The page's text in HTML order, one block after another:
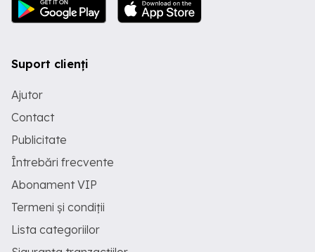
Suport clienți
Ajutor
Contact
Publicitate
Întrebări frecvente
Abonament VIP
Termeni și condiții
Lista categoriilor